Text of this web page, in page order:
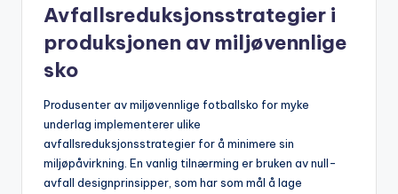
Avfallsreduksjonsstrategier i
produksjonen av miljøvennlige
sko
Produsenter av miljøvennlige fotballsko for myke
underlag implementerer ulike
avfallsreduksjonsstrategier for å minimere sin
miljøpåvirkning. En vanlig tilnærming er bruken av null-
avfall designprinsipper, som har som mål å lage